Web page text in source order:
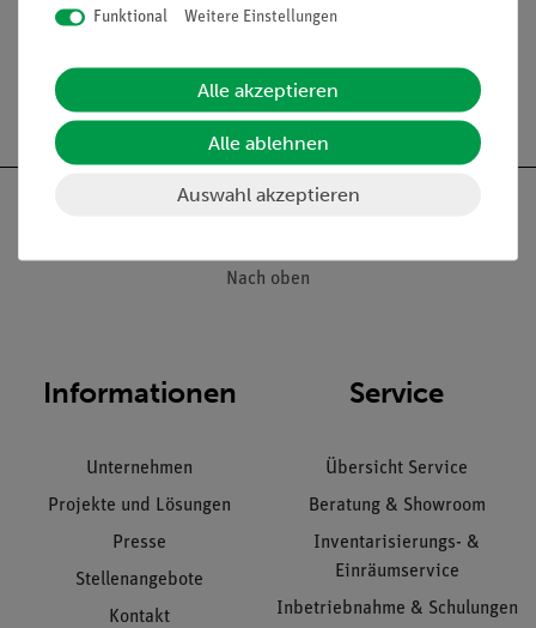
Versandkostenfrei ab 300,- €
Nach oben
Informationen
Unternehmen
Projekte und Lösungen
Presse
Stellenangebote
Kontakt
Service
Übersicht Service
Beratung & Showroom
Inventarisierungs- &
Einräumservice
Inbetriebnahme & Schulungen
Funktional Weitere Einstellungen
Alle akzeptieren
Alle ablehnen
Auswahl akzeptieren